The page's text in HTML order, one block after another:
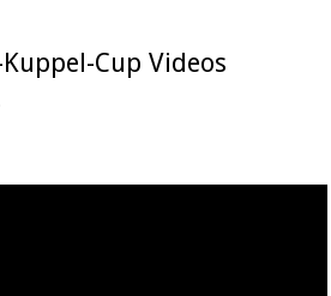
Cup Videos